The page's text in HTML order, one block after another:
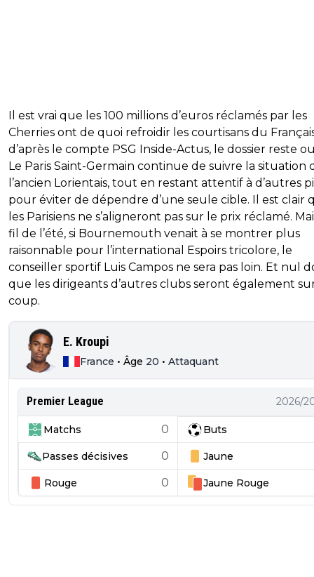
Il est vrai que les 100 millions d’euros réclamés par les
Cherries ont de quoi refroidir les courtisans du
d’après le compte PSG Inside-Actus, le dossier reste
Le Paris Saint-Germain continue de suivre la situation
l’ancien Lorientais, tout en restant attentif à d’autres
pour éviter de dépendre d’une seule cible. Il est clair
les Parisiens ne s’aligneront pas sur le prix réclamé.
fil de l’été, si Bournemouth venait à se montrer plus
raisonnable pour l’international Espoirs tricolore, le
conseiller sportif Luis Campos ne sera pas loin. Et nul
que les dirigeants d’autres clubs seront également
coup.
E. Kroupi
France • Âge 20 • Attaquant
Premier League 2026/
Matchs 0 Buts
Passes décisives 0 Jaune
Rouge 0 Jaune Rouge